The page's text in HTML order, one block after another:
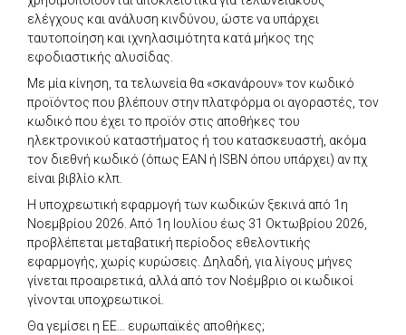
ελέγχους και ανάλυση κινδύνου, ώστε να υπάρχει
ταυτοποίηση και ιχνηλασιμότητα κατά μήκος της
εφοδιαστικής αλυσίδας.
Με μία κίνηση, τα τελωνεία θα «σκανάρουν» τον κωδικό
προϊόντος που βλέπουν στην πλατφόρμα οι αγοραστές, τον
κωδικό που έχει το προϊόν στις αποθήκες του
ηλεκτρονικού καταστήματος ή του κατασκευαστή, ακόμα
τον διεθνή κωδικό (όπως EAN ή ISBN όπου υπάρχει) αν πχ
είναι βιβλίο κλπ.
Η υποχρεωτική εφαρμογή των κωδικών ξεκινά από 1η
Νοεμβρίου 2026. Από 1η Ιουλίου έως 31 Οκτωβρίου 2026,
προβλέπεται μεταβατική περίοδος εθελοντικής
εφαρμογής, χωρίς κυρώσεις. Δηλαδή, για λίγους μήνες
γίνεται προαιρετικά, αλλά από τον Νοέμβριο οι κωδικοί
γίνονται υποχρεωτικοί.
Θα γεμίσει η ΕΕ… ευρωπαϊκές αποθήκες;